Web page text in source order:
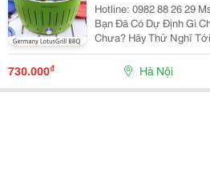
Hotline: 0982 88 26 29 Ms Linh Trong Những
Bạn Đã Có Dự Định Gì
Chưa? Hãy Thử Nghĩ
Quây Quần Bên Bếp
Những Món Nướng Ấm
730.000₫ Hà Nội